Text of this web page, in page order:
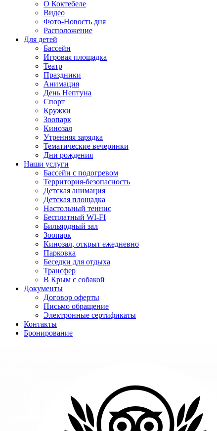
О Коктебеле
Видео
Фото-Новость дня
Расположение
Для детей
Бассейн
Игровая площадка
Театр
Праздники
Анимация
День Нептуна
Спорт
Кружки
Зоопарк
Кинозал
Утренняя зарядка
Тематические вечеринки
Дни рождения
Наши услуги
Бассейн с подогревом
Территория-безопасность
Детская анимация
Детская площадка
Настольный теннис
Бесплатный WI-FI
Бильярдный зал
Зоопарк
Кинозал, открыт ежедневно
Парковка
Беседки для отдыха
Трансфер
В Крым с собакой
Документы
Договор оферты
Письмо обращение
Электронные сертификаты
Контакты
Бронирование
Праздник "День Нептуна"
Праздник "День Нептуна"